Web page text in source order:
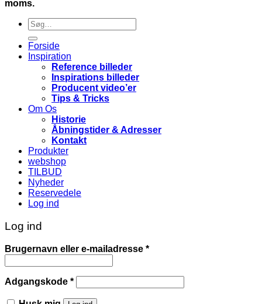
moms.
Søg
efter:
Forside
Inspiration
Reference billeder
Inspirations billeder
Producent video’er
Tips & Tricks
Om Os
Historie
Åbningstider & Adresser
Kontakt
Produkter
webshop
TILBUD
Nyheder
Reservedele
Log ind
Log ind
Brugernavn eller e-mailadresse *Påkrævet
Adgangskode *Påkrævet